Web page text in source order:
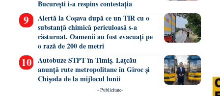
București i-a respins contestația
Alertă la Coșava după ce un TIR cu o
substanță chimică periculoasă s-a
răsturnat. Oamenii au fost evacuați pe
o rază de 200 de metri
Autobuze STPT în Timiș. Lațcău
anunță rute metropolitane în Giroc și
Chișoda de la mijlocul lunii
- Publicitate-